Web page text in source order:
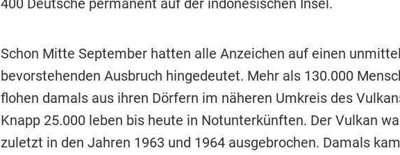
Schon Mitte September hatten alle Anzeichen auf einen
bevorstehenden Ausbruch hingedeutet. Mehr als 130.000
flohen damals aus ihren Dörfern im näheren Umkreis des
Knapp 25.000 leben bis heute in Notunterkünften. Der Vulkan
zuletzt in den Jahren 1963 und 1964 ausgebrochen. Damals